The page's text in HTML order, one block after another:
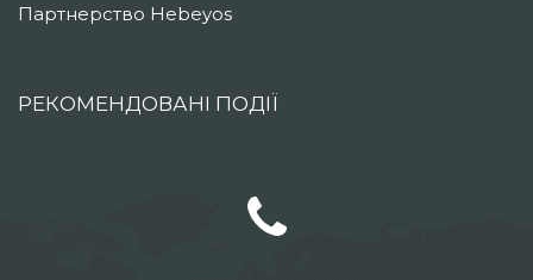
Партнерство Hebeyos
РЕКОМЕНДОВАНІ ПОДІЇ